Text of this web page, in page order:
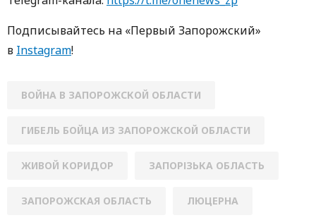
Пoдписывaйтесь нa «Первый Зaпoрoжский»
в Instagram!
ВОЙНА В ЗАПОРОЖСКОЙ ОБЛАСТИ
ГИБЕЛЬ БОЙЦА ИЗ ЗАПОРОЖСКОЙ ОБЛАСТИ
ЖИВОЙ КОРИДОР ЗАПОРІЗЬКА ОБЛАСТЬ
ЗАПОРОЖСКАЯ ОБЛАСТЬ ЛЮЦЕРНА